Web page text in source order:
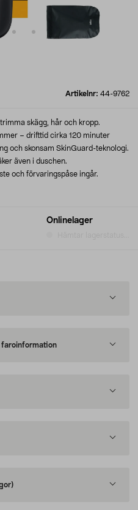
Artikelnr: 44-9762
Onlinelager
skägg, hår och kropp.
– drifttid cirka 120 minuter
och skonsam SkinGuard-teknologi.
även i duschen.
och förvaringspåse ingår.
faroinformation